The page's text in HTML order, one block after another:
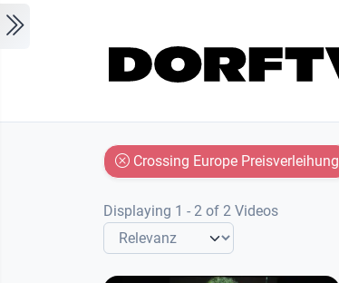
Crossing Europe Preisverleihung
Displaying 1 - 2 of 2 Videos